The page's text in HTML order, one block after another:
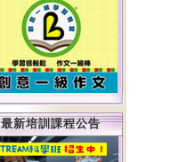
最新培訓課程公告